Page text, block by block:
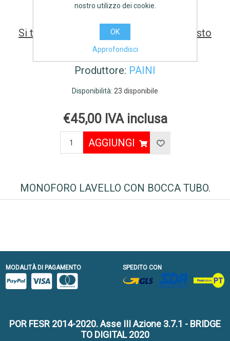
Si tratta della prima recensione per questo
prodotto
Produttore: PAINI
Disponibilità: 23 disponibile
€45,00 IVA inclusa
AGGIUNGI
MONOFORO LAVELLO CON BOCCA TUBO.
MODALITÀ DI PAGAMENTO SPEDITO CON
POR FESR 2014-2020. Asse III Azione 3.7.1 - BRIDGE
TO DIGITAL 2020
nostro utilizzo dei cookie.
OK
Approfondisci